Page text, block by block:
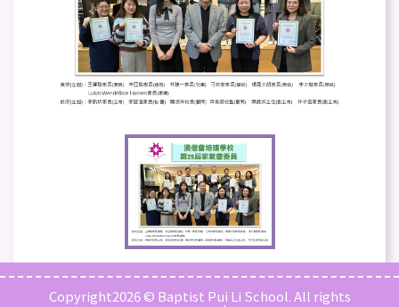
Copyright2026 © Baptist Pui Li School. All rights